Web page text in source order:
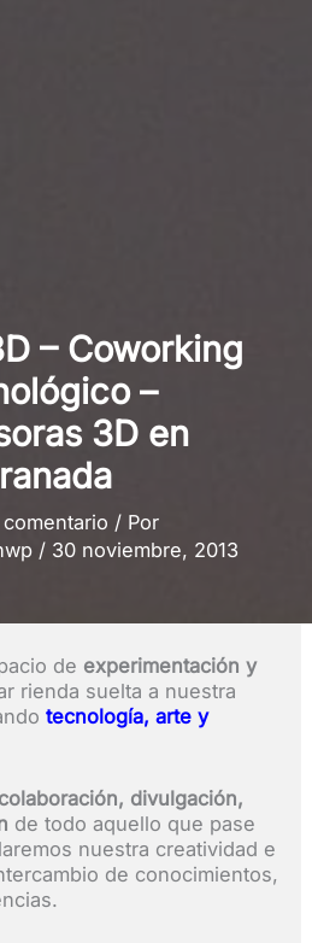
– Coworking
–
3D en
/ Por
/ 30 noviembre, 2013
de experimentación y
rienda suelta a nuestra
tecnología, arte y
colaboración, divulgación,
de todo aquello que pase
nuestra creatividad e
de conocimientos,